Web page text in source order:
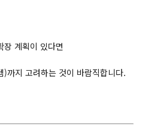
장 계획이 있다면
까지 고려하는 것이 바람직합니다.